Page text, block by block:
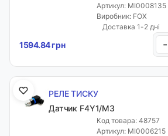
Артикул: MI0008135
Виробник: FOX
Доставка 1-2 дні
1594.84 грн -
РЕЛЕ ТИСКУ
Датчик F4Y1/M3
Код товара: 48757
Артикул: MI0006215